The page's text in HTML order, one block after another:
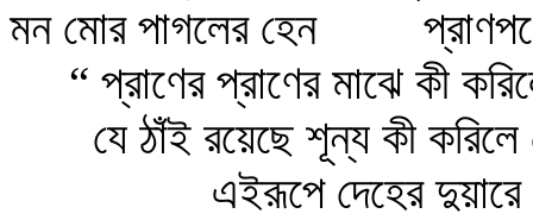
মন মোর পাগলের হেন
“ প্রাণের প্রাণের মাঝে কী
যে ঠাঁই রয়েছে শূন্য কী
এইরূপে দেহের দুয়ারে